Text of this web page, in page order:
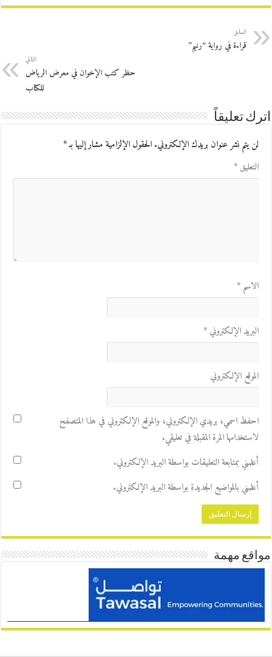
السابق
قراءة في رواية “رنيم”
التالي
حظر كتب الإخوان في معرض الرياض
للكتاب
اترك تعليقاً
لن يتم نشر عنوان بريدك الإلكتروني.الحقول الإلزامية مشار إليها بـ*
التعليق*
الاسم*
البريد الإلكتروني*
الموقع الإلكتروني
احفظ اسمي، بريدي الإلكتروني، والموقع الإلكتروني في هذا المتصفح
لاستخدامها المرة المقبلة في تعليقي.
أعلمني بمتابعة التعليقات بواسطة البريد الإلكتروني.
أعلمني بالمواضيع الجديدة بواسطة البريد الإلكتروني.
مواقع مهمة